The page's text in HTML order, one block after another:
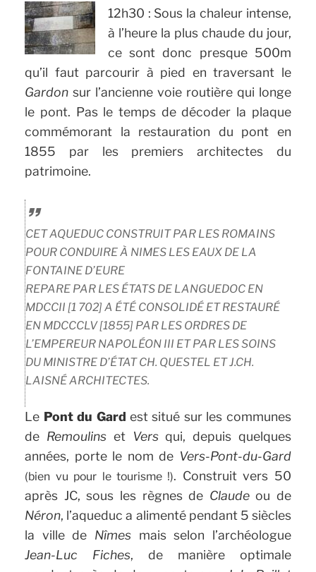
12h30 : Sous la chaleur intense,
à l’heure la plus chaude du jour,
ce sont donc presque 500m
qu’il faut parcourir à pied en traversant le
Gardon sur l’ancienne voie routière qui longe
le pont. Pas le temps de décoder la plaque
commémorant la restauration du pont en
1855 par les premiers architectes du
patrimoine.
CET AQUEDUC CONSTRUIT PAR LES ROMAINS
POUR CONDUIRE À NIMES LES EAUX DE LA
FONTAINE D’EURE
REPARE PAR LES ÉTATS DE LANGUEDOC EN
MDCCII [1 702] A ÉTÉ CONSOLIDÉ ET RESTAURÉ
EN MDCCCLV [1855] PAR LES ORDRES DE
L’EMPEREUR NAPOLÉON III ET PAR LES SOINS
DU MINISTRE D’ÉTAT CH. QUESTEL ET J.CH.
LAISNÉ ARCHITECTES.
Le Pont du Gard est situé sur les communes
de Remoulinset Versqui, depuis quelques
années, porte le nom de Vers-Pont-du-Gard
(bien vu pour le tourisme !). Construit vers 50
après JC, sous les règnes de Claudeou de
Néron, l’aqueduc a alimenté pendant 5 siècles
la ville de Nîmes mais selon l’archéologue
Jean-Luc Fiches, de manière optimale